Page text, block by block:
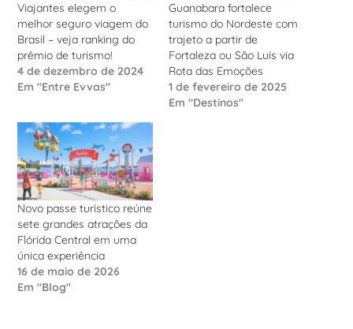
Viajantes elegem o
melhor seguro viagem do
Brasil – veja ranking do
prêmio de turismo!
4 de dezembro de 2024
Em "Entre Evvas"
Guanabara fortalece
turismo do Nordeste com
trajeto a partir de
Fortaleza ou São Luís via
Rota das Emoções
1 de fevereiro de 2025
Em "Destinos"
Novo passe turístico reúne
sete grandes atrações da
Flórida Central em uma
única experiência
16 de maio de 2026
Em "Blog"